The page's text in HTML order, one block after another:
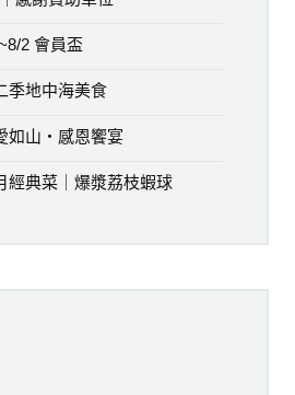
2 會員盃
季地中海美食
如山・感恩饗宴
經典菜｜爆漿荔枝蝦球